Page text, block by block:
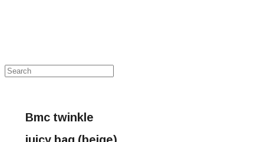
Bmc twinkle